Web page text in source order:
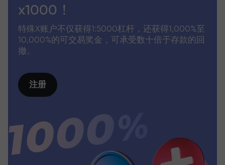
x1000！
特殊X账户不仅获得1:5000杠杆，还获得1,000%至
10,000%的可交易奖金，可承受数十倍于存款的回
撤。
注册